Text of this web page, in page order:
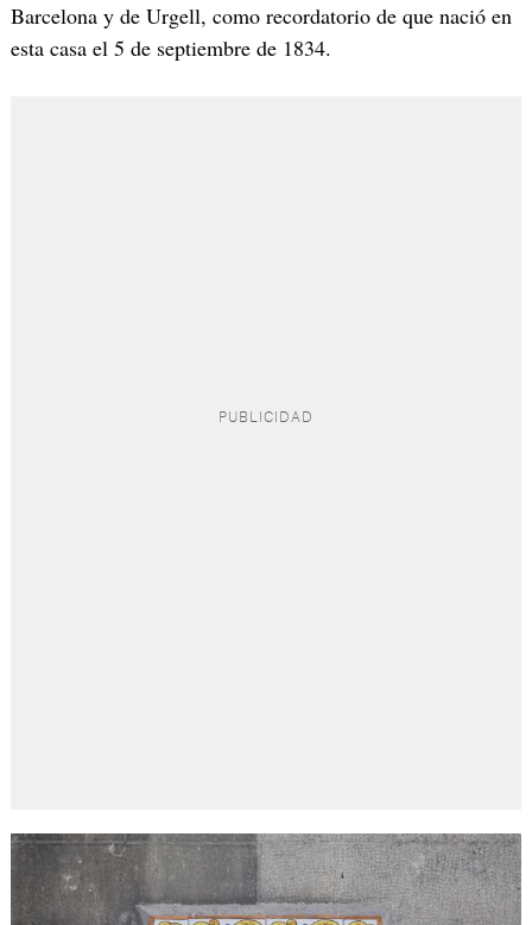
Barcelona y de Urgell, como recordatorio de que nació en
esta casa el 5 de septiembre de 1834.